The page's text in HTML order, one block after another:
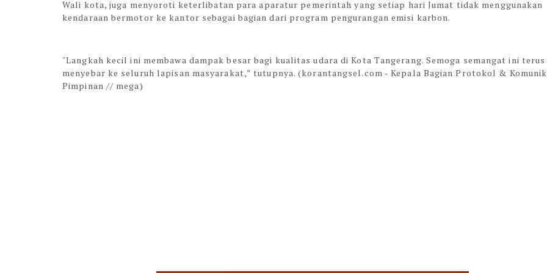
Wali kota, juga menyoroti keterlibatan para aparatur pemerintah yang setiap hari Jumat tidak menggunakan
kendaraan bermotor ke kantor sebagai bagian dari program pengurangan emisi karbon.
"Langkah kecil ini membawa dampak besar bagi kualitas udara di Kota Tangerang. Semoga semangat ini terus
menyebar ke seluruh lapisan masyarakat,” tutupnya. (korantangsel.com - Kepala Bagian Protokol &
Pimpinan // mega)